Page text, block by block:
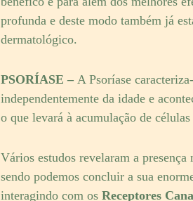
profunda e deste modo também já
dermatológico.
PSORÍASE – A Psoríase
independentemente da idade e
o que levará à acumulação de
Vários estudos revelaram a presença
sendo podemos concluir a sua
interagindo com os Receptores